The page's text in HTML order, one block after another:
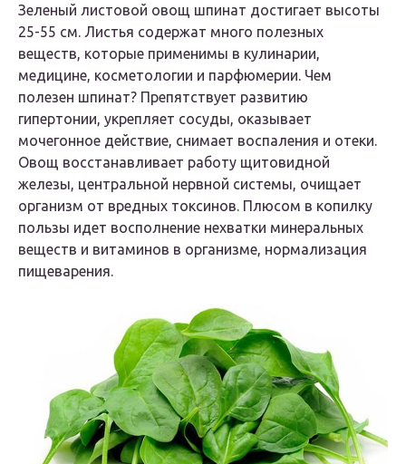
Зеленый листовой овощ шпинат достигает высоты
25-55 см. Листья содержат много полезных
веществ, которые применимы в кулинарии,
медицине, косметологии и парфюмерии. Чем
полезен шпинат? Препятствует развитию
гипертонии, укрепляет сосуды, оказывает
мочегонное действие, снимает воспаления и отеки.
Овощ восстанавливает работу щитовидной
железы, центральной нервной системы, очищает
организм от вредных токсинов. Плюсом в копилку
пользы идет восполнение нехватки минеральных
веществ и витаминов в организме, нормализация
пищеварения.